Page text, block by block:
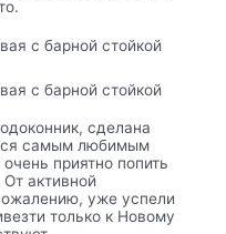
сделана
самым любимым
приятно попить
активной
уже успели
только к Новому